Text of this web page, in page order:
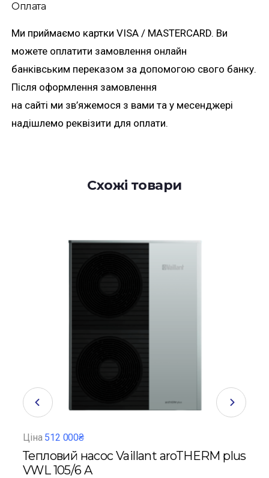
Оплата
Ми приймаємо картки VISA / MASTERCARD. Ви
можете оплатити замовлення онлайн
банківським переказом за допомогою свого банку.
Після оформлення замовлення
на сайті ми зв’яжемося з вами та у месенджері
надішлемо реквізити для оплати.
Схожі товари
Ціна 512 000₴
Тепловий насос Vaillant aroTHERM plus
VWL 105/6 A